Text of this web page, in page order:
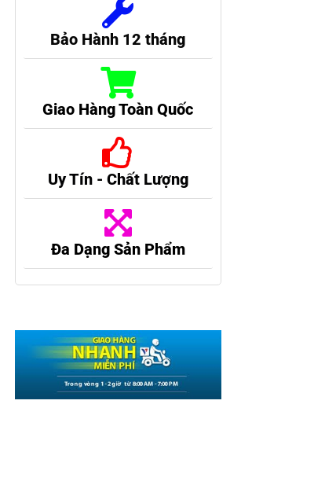
Bảo Hành 12 tháng
Giao Hàng Toàn Quốc
Uy Tín - Chất Lượng
Đa Dạng Sản Phẩm